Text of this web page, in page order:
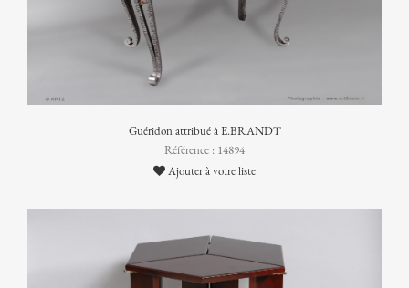
Guéridon attribué à E.BRANDT
Référence : 14894
Ajouter à votre liste